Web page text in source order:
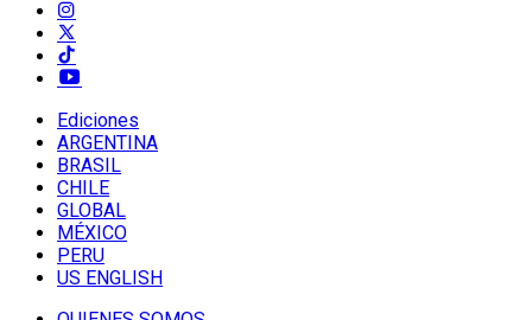
Ediciones
ARGENTINA
BRASIL
CHILE
GLOBAL
MÉXICO
PERU
US ENGLISH